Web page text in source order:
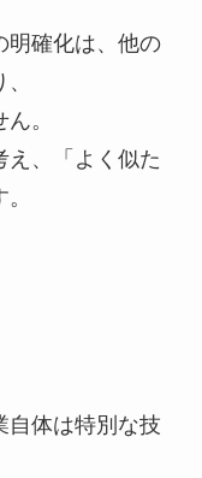
明確化は、他の
。
え、「よく似た
自体は特別な技